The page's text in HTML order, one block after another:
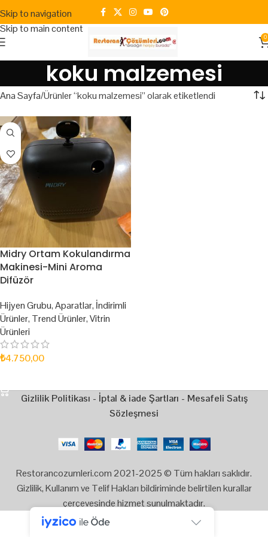
Skip to navigation
Skip to main content
0
koku malzemesi
Ana Sayfa Ürünler “koku malzemesi” olarak etiketlendi
Midry Ortam Kokulandırma
Makinesi-Mini Aroma
Difüzör
Hijyen Grubu,Aparatlar, İndirimli
Ürünler, Trend Ürünler,Vitrin
Ürünleri
₺4.750,00
Gizlilik Politikası - İptal & iade Şartları - Mesafeli Satış
Sözleşmesi
Restorancozumleri.com 2021-2025 © Tüm hakları saklıdır.
Gizlilik, Kullanım ve Telif Hakları bildiriminde belirtilen kurallar
çerçevesinde hizmet sunulmaktadır.